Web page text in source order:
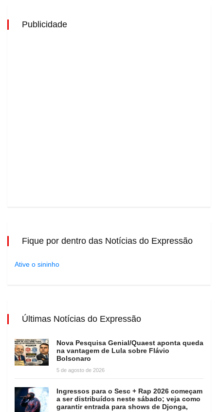
Publicidade
Fique por dentro das Notícias do Expressão
Ative o sininho
Últimas Notícias do Expressão
Nova Pesquisa Genial/Quaest aponta queda
na vantagem de Lula sobre Flávio
Bolsonaro
5 de agosto de 2026
Ingressos para o Sesc + Rap 2026 começam
a ser distribuídos neste sábado; veja como
garantir entrada para shows de Djonga,